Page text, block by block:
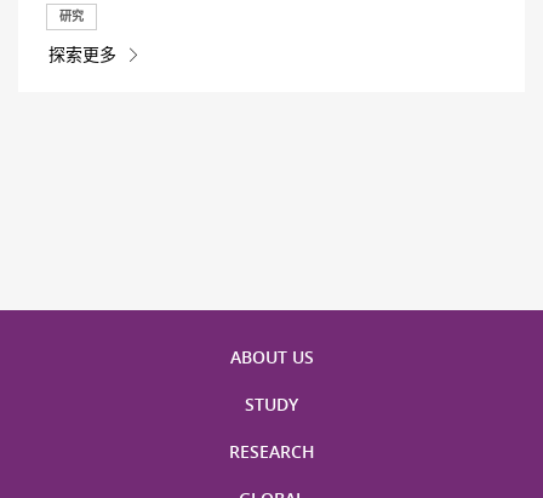
研究
探索更多
ABOUT US
STUDY
RESEARCH